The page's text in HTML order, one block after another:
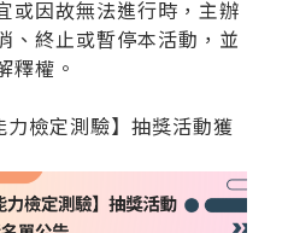
或因故無法進行時，主辦
、終止或暫停本活動，並
釋權。
力檢定測驗】抽獎活動獲